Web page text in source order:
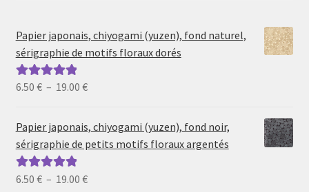
Papier japonais, chiyogami (yuzen), fond naturel,
sérigraphie de motifs floraux dorés
Note5.00sur
6.50 € – 19.00 €Plage
prix :
6.50 €
19.00 €
Papier japonais, chiyogami (yuzen), fond noir,
sérigraphie de petits motifs floraux argentés
Note5.00sur
6.50 € – 19.00 €Plage